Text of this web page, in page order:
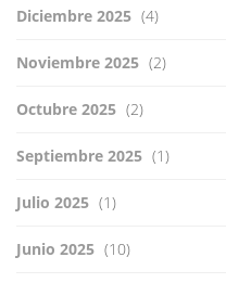
Diciembre 2025 (4)
Noviembre 2025 (2)
Octubre 2025 (2)
Septiembre 2025 (1)
Julio 2025 (1)
Junio 2025 (10)